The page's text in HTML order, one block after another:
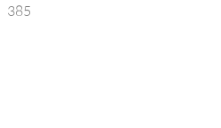
385